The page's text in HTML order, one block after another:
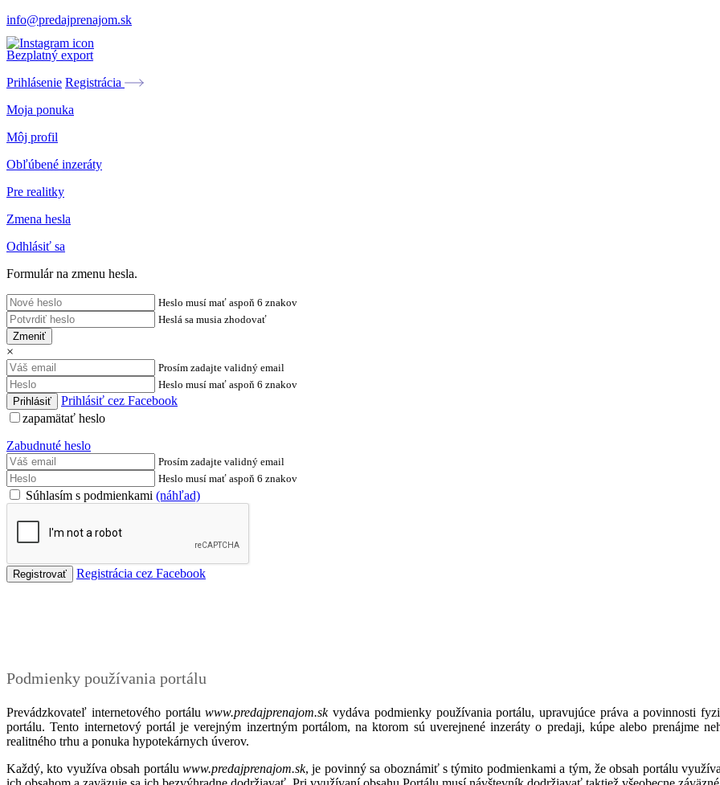
info@predajprenajom.sk
Bezplatný export
Prihlásenie Registrácia
Moja ponuka
Môj profil
Obľúbené inzeráty
Pre realitky
Zmena hesla
Odhlásiť sa
Formulár na zmenu hesla.
Heslo musí mať aspoň 6 znakov
Heslá sa musia zhodovať
Zmeniť
×
Prosím zadajte validný email
Heslo musí mať aspoň 6 znakov
Prihlásiť cez Facebook
zapamätať heslo
Zabudnuté heslo
Prosím zadajte validný email
Heslo musí mať aspoň 6 znakov
Súhlasím s podmienkami (náhľad)
Registrácia cez Facebook
Podmienky používania portálu
Prevádzkovateľ internetového portáluwww.predajprenajom.skvydáva podmienky používania portálu, upravujúce práva a povinnosti
portálu. Tento internetový portál je verejným inzertným portálom, na ktorom sú uverejnené inzeráty o predaji, kúpe alebo prenájme
realitného trhu a ponuka hypotekárnych úverov.
Každý, kto využíva obsah portálu www.predajprenajom.sk, je povinný sa oboznámiť s týmito podmienkami a tým, že obsah portálu